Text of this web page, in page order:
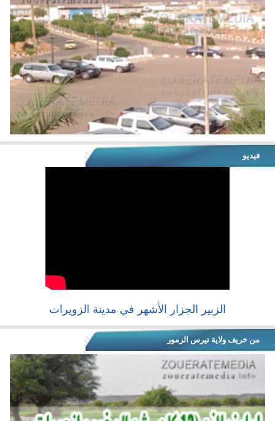
فيديو
الزبير الجزار الأشهر في مدينة الزويرات
من خريف ولاية تيرس الزمور